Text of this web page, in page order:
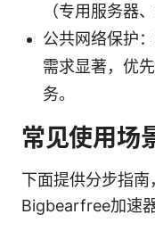
（专用服务器
公共网络保护
需求显著，优
务。
常见使用场
下面提供分步指
Bigbearfree加速